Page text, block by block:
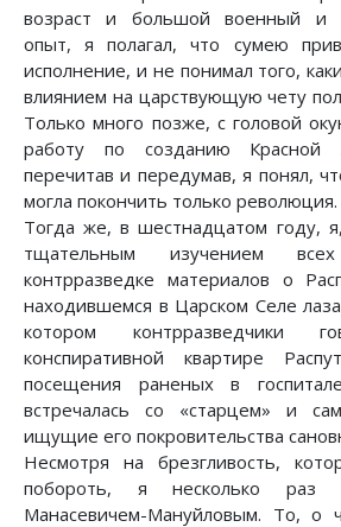
возраст и большой военный и
опыт, я полагал, что сумею
исполнение, и не понимал того,
влиянием на царствующую чету
Только много позже, с головой
работу по созданию
перечитав и передумав, я понял,
могла покончить только революция.
Тогда же, в шестнадцатом году,
тщательным изучением
контрразведке материалов о
находившемся в Царском Селе
котором контрразведчики
конспиративной квартире
посещения раненых в
встречалась со «старцем» и
ищущие его покровительства
Несмотря на брезгливость,
побороть, я несколько раз
Манасевичем-Мануйловым. То, о